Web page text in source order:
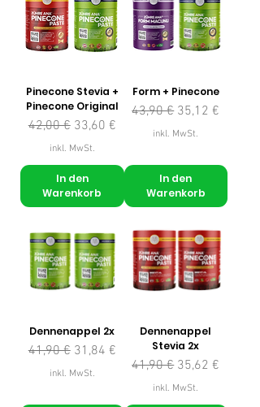
Pinecone Stevia +
Pinecone Original
Standardpreis
42,00 € Sale-Preis
33,60 €
inkl. MwSt.
In den
Warenkorb
Form + Pinecone
Standardpreis
43,90 € Sale-Preis
35,12 €
inkl. MwSt.
In den
Warenkorb
Dennenappel 2x
Standardpreis
41,90 € Sale-Preis
31,84 €
inkl. MwSt.
Dennenappel
Stevia 2x
Standardpreis
41,90 € Sale-Preis
35,62 €
inkl. MwSt.